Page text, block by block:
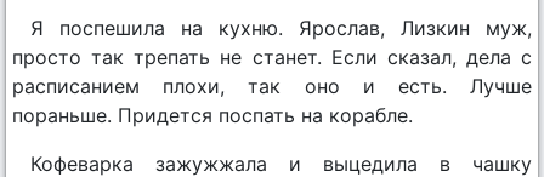
Я поспешила на кухню. Ярослав, Лизкин муж,
просто так трепать не станет. Если сказал, дела с
расписанием плохи, так оно и есть. Лучше
пораньше. Придется поспать на корабле.
Кофеварка зажужжала и выцедила в чашку